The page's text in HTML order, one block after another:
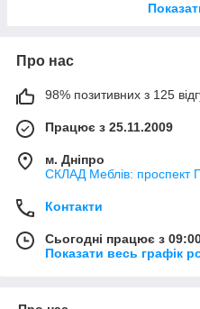
Про нас
98% позитивних з 125
Працює з 25.11.2009
м. Дніпро
СКЛАД Меблів: проспект
Контакти
Сьогодні працює з
Показати весь графік